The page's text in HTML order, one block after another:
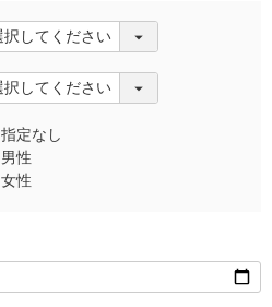
指定なし
男性
女性